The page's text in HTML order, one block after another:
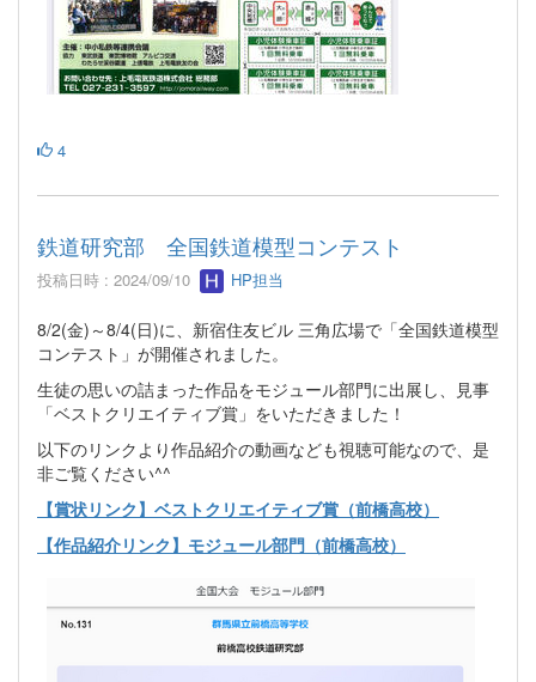
4
鉄道研究部 全国鉄道模型コンテスト
投稿日時 : 2024/09/10 HP担当
8/2(金)～8/4(日)に、新宿住友ビル 三角広場で「全国鉄道模型
コンテスト」が開催されました。
生徒の思いの詰まった作品をモジュール部門に出展し、見事
「ベストクリエイティブ賞」をいただきました！
以下のリンクより作品紹介の動画なども視聴可能なので、是
非ご覧ください^^
【賞状リンク】ベストクリエイティブ賞（前橋高校）
【作品紹介リンク】モジュール部門（前橋高校）